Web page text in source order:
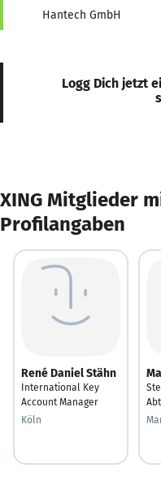
Hantech GmbH
Logg Dich jetzt
XING Mitglieder
Profilangaben
René Daniel Stähn
International Key
Account Manager
Köln